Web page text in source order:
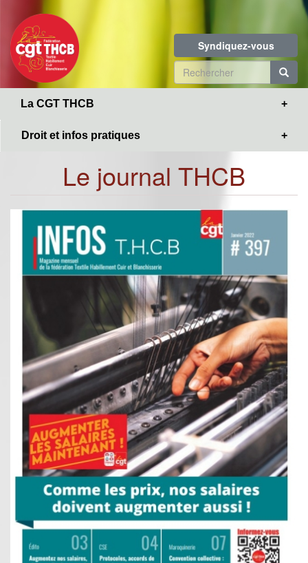
contenu
principal
Syndiquez-vous
Formulaire
de
La CGT THCB
Droit et infos pratiques
Le journal THCB